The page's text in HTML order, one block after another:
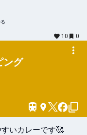
10
0
ング
いカレーです🥰